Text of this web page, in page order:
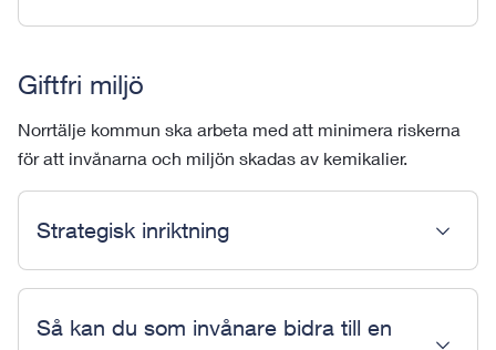
Giftfri miljö
Norrtälje kommun ska arbeta med att minimera riskerna
för att invånarna och miljön skadas av kemikalier.
Strategisk inriktning
Så kan du som invånare bidra till en